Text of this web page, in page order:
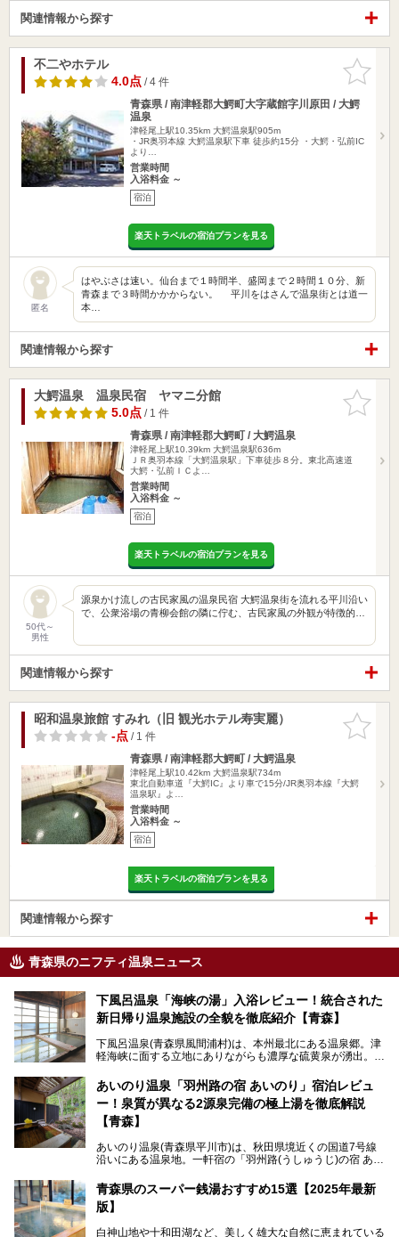
関連情報から探す
お気に入
りに追加
不二やホテル
4.0点/ 4 件
青森県 / 南津軽郡大鰐町大字蔵館字川原田 / 大鰐
温泉
津軽尾上駅10.35km 大鰐温泉駅905m
・JR奥羽本線 大鰐温泉駅下車 徒歩約15分 ・大鰐・弘前IC
より…
営業時間
入浴料金 ～
宿泊
楽天トラベルの宿泊プランを見る
匿名
はやぶさは速い。仙台まで１時間半、盛岡まで２時間１０分、新
青森まで３時間かかからない。 平川をはさんで温泉街とは道一
本…
関連情報から探す
お気に入
りに追加
大鰐温泉 温泉民宿 ヤマニ分館
5.0点/ 1 件
青森県 / 南津軽郡大鰐町 / 大鰐温泉
津軽尾上駅10.39km 大鰐温泉駅636m
ＪＲ奥羽本線「大鰐温泉駅」下車徒歩８分。東北高速道
大鰐・弘前ＩＣよ…
営業時間
入浴料金 ～
宿泊
楽天トラベルの宿泊プランを見る
50代～
男性
源泉かけ流しの古民家風の温泉民宿 大鰐温泉街を流れる平川沿い
で、公衆浴場の青柳会館の隣に佇む、古民家風の外観が特徴的…
関連情報から探す
お気に入
りに追加
昭和温泉旅館 すみれ（旧 観光ホテル寿実麗）
-点/ 1 件
青森県 / 南津軽郡大鰐町 / 大鰐温泉
津軽尾上駅10.42km 大鰐温泉駅734m
東北自動車道『大鰐IC』より車で15分/JR奥羽本線『大鰐
温泉駅』よ…
営業時間
入浴料金 ～
宿泊
楽天トラベルの宿泊プランを見る
関連情報から探す
青森県のニフティ温泉ニュース
下風呂温泉「海峡の湯」入浴レビュー！統合された
新日帰り温泉施設の全貌を徹底紹介【青森】
下風呂温泉(青森県風間浦村)は、本州最北にある温泉郷。津
軽海峡に面する立地にありながらも濃厚な硫黄泉が湧出。良
泉ファンが訪れる温泉地です。
「海峡の湯」は、以前あった2つの共同浴場を統合し、2020
年12月にオープンした日帰り入浴施設。かつて別々の共同
浴場で使用された2つの源泉を楽しめる点が魅力です。また
無料休憩室や食事処も併設し、地元常連客のみならず観光客
にも利用しやすい施設へ変貌しました。
今回、筆者は実際に海峡の湯へ訪問・入浴し、その魅力を徹
底解説します！
あいのり温泉「羽州路の宿 あいのり」宿泊レビュ
ー！泉質が異なる2源泉完備の極上湯を徹底解説
【青森】
あいのり温泉(青森県平川市)は、秋田県境近くの国道7号線
沿いにある温泉地。一軒宿の「羽州路(うしゅうじ)の宿 あい
(通称:赤湯)と無色透明の単純温泉という2種類の源泉を使用
し、いずれも源泉100％かけ流しで提供している点でしょ
う。
今回筆者は実際に宿泊し、大浴場と露天風呂付き客室を中心
青森県のスーパー銭湯おすすめ15選【2025年最新
版】
白神山地や十和田湖など、美しく雄大な自然に恵まれている